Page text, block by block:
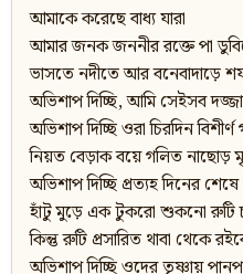
আমাকে করেছে বাধ্য যারা
আমার জনক জননীর রক্তে পা
ভাসতে নদীতে আর বনেবাদাড়ে
অভিশাপ দিচ্ছি, আমি সেইসব
অভিশাপ দিচ্ছি ওরা চিরদিন
নিয়ত বেড়াক বয়ে গলিত নাছোড়
অভিশাপ দিচ্ছি প্রত্যহ দিনের
হাঁটু মুড়ে এক টুকরো শুকনো রুটি
কিন্তু রুটি প্রসারিত থাবা থেকে
অভিশাপ দিচ্ছি ওদের তৃষ্ণায়